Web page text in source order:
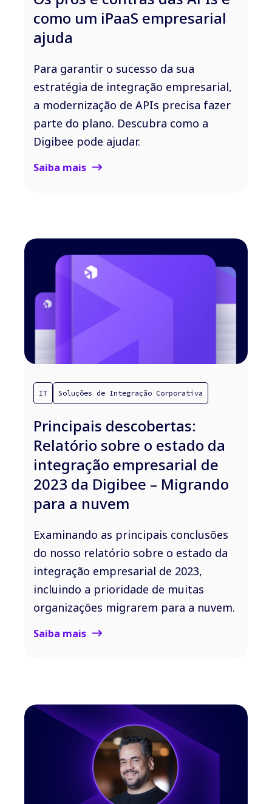
como um iPaaS empresarial
ajuda
Para garantir o sucesso da sua
estratégia de integração empresarial,
a modernização de APIs precisa fazer
parte do plano. Descubra como a
Digibee pode ajudar.
Saiba mais
IT Soluções de Integração Corporativa
Principais descobertas:
Relatório sobre o estado da
integração empresarial de
2023 da Digibee – Migrando
para a nuvem
Examinando as principais conclusões
do nosso relatório sobre o estado da
integração empresarial de 2023,
incluindo a prioridade de muitas
organizações migrarem para a nuvem.
Saiba mais